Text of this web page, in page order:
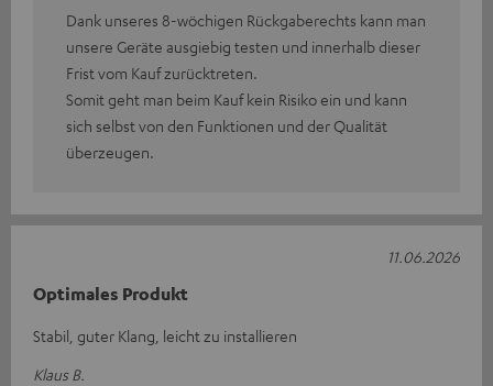
Dank unseres 8-wöchigen Rückgaberechts kann man
unsere Geräte ausgiebig testen und innerhalb dieser
Frist vom Kauf zurücktreten.
Somit geht man beim Kauf kein Risiko ein und kann
sich selbst von den Funktionen und der Qualität
überzeugen.
Optimales Produkt
Stabil, guter Klang, leicht zu installieren
Klaus B.
11.06.2026